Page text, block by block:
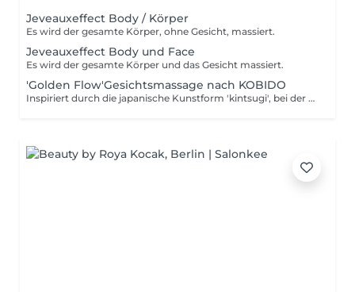
Jeveauxeffect Body / Körper
Es wird der gesamte Körper, ohne Gesicht, massiert.
Jeveauxeffect Body und Face
Es wird der gesamte Körper und das Gesicht massiert.
'Golden Flow'Gesichtsmassage nach KOBIDO
Inspiriert durch die japanische Kunstform 'kintsugi', bei der zerbrochene oder beschädigte Keramik mit Gold repariert wird, entstand meine signature Behandlung 'Golden Flow'. Die Praxis des 'kintsugi' betont die Schönheit des Unvollkommen und symbolisiert Werte wie Wertschätzung, Akzeptanz von Veränderung und die Schönheit der Vergänglichkeit. Ich verwende bei dieser Bahandlung hochwertige Serien und Cremes mit 24 Karat Gold. Gold hat die Eigenschaft antioxidativ und entzündungshemmend auf die Haut zu wirken und die Hautregeneration zu fördern, um so zu einem strahlenden Teint zu verhelfen. Was ist 'KOBIDO' '? Eine KOBIDO Massage, ist eine traditionelle japanische Gesichtsmassage, die oft auch als' Facelift ohne OP' bezeichnet wird. Sie kombiniert sanfte Drucktechnik, Streichbewegungen und Akkupressurpunkte, um die Durchblutung zu verbessern, die Muskelspannung zu lösen und die Haut zu straffen. Diese Massage ist nicht nur entspannend, sondern trägt auch dazu bei, das Erscheinungsbild von Falten zu reduzieren. Durch die Aktivierung der Meridiane, erzielt man des Weiteren auch einen verbesserten Energiefluß, was sich positiv auf den gesamten Körper auswirken kann und zu absoluter Entspannung führt.